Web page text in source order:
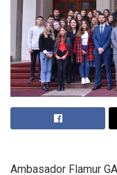
Ambasador Flamur